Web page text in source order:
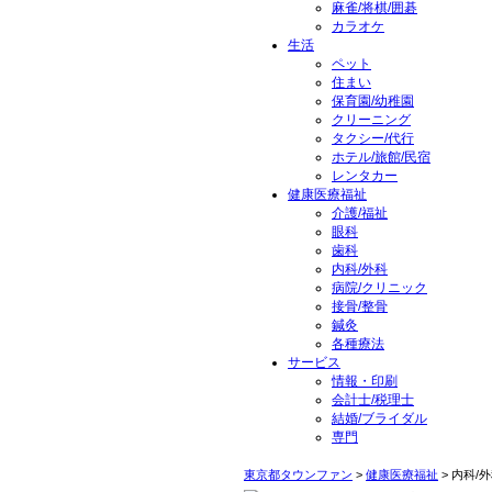
麻雀/将棋/囲碁
カラオケ
生活
ペット
住まい
保育園/幼稚園
クリーニング
タクシー/代行
ホテル/旅館/民宿
レンタカー
健康医療福祉
介護/福祉
眼科
歯科
内科/外科
病院/クリニック
接骨/整骨
鍼灸
各種療法
サービス
情報・印刷
会計士/税理士
結婚/ブライダル
専門
東京都タウンファン > 健康医療福祉 > 内科/